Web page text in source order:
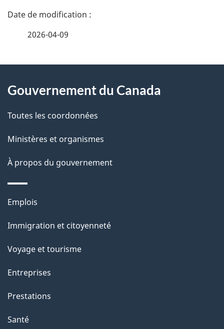
D
i
l
s
d
e
l
a
p
a
g
e
2026-04-09
propos
de
ce
site
Gouvernement du Canada
Toutes les coordonnées
Ministères et organismes
À propos du gouvernement
Thèmes
sujets
Emplois
Immigration et citoyenneté
Voyage et tourisme
Entreprises
Prestations
Santé